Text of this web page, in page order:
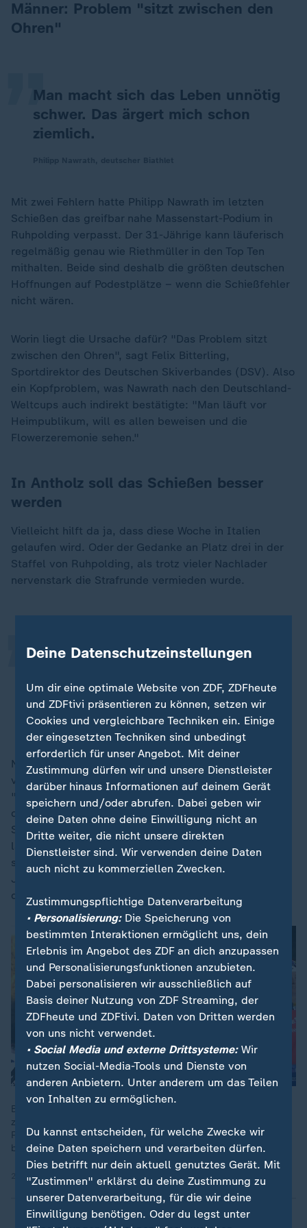
Männer: Problem "sitzt zwischen den
Ohren"
Man macht sich das Leben unnötig
schwer. Das ärgert mich schon
ziemlich.
„
Mit zwei Fehlern hatte Philipp Nawrath im letzten
Schießen das greifbar nahe Massenstart-Podium in
Ruhpolding verpasst. Der 31-Jährige kann läuferisch
regelmäßig genau wie Riethmüller in den Top Ten
mithalten. Beide sind deshalb die größten deutschen
Hoffnungen auf Podestplätze – wenn die Schießfehler
nicht wären.
Worin liegt die Ursache dafür? "Das Problem sitzt
zwischen den Ohren", sagt Felix Bitterling,
Sportdirektor des Deutschen Skiverbandes (DSV). Also
ein Kopfproblem, was Nawrath nach den Deutschland-
Weltcups auch indirekt bestätigte: "Man läuft vor
Heimpublikum, will es allen beweisen und die
Flowerzeremonie sehen."
In Antholz soll das Schießen besser
werden
Vielleicht hilft da ja, dass diese Woche in Italien
gelaufen wird. Oder der Gedanke an Platz drei in der
Staffel von Ruhpolding, als trotz vieler Nachlader
nervenstark die Strafrunde vermieden wurde.
Ich bin bei mir geblieben, habe den
reingesetzt.
„
Danilo Riethmüller, deutscher Biathlet
Nawrath will sich noch einmal mental mit all den
verpassten Podest-Chancen der Saison beschäftigen:
"Damit ich das, wenn es um ganz große Rennen geht,
durchziehen kann." Bitterling bleibt (noch) gelassen –
Schießprobleme lassen sich im Gegensatz zu
läuferischen Problemen schließlich vergleichsweise
schnell abstellen. Konstant gut schießt eigentlich nur
Justus Strelow – der ist allerdings nicht so schnell in
der Loipe unterwegs.
Biathlon: Nach einem runden Weltcup-Wochenende mit zwei
zweiten Plätzen und einem Sieg in der Staffel bleibt Franziska
Preuß im gelben Trikot. Für die Biathlon-WM im Februar ist sie
bereit.
20.01.2025 | 0:57 min
Deine Datenschutzeinstellungen
Um dir eine optimale Website von ZDF, ZDFheute
und ZDFtivi präsentieren zu können, setzen wir
Cookies und vergleichbare Techniken ein. Einige
der eingesetzten Techniken sind unbedingt
erforderlich für unser Angebot. Mit deiner
Zustimmung dürfen wir und unsere Dienstleister
darüber hinaus Informationen auf deinem Gerät
speichern und/oder abrufen. Dabei geben wir
deine Daten ohne deine Einwilligung nicht an
Dritte weiter, die nicht unsere direkten
Dienstleister sind. Wir verwenden deine Daten
auch nicht zu kommerziellen Zwecken.
Zustimmungspflichtige Datenverarbeitung
• Personalisierung:Die Speicherung von
bestimmten Interaktionen ermöglicht uns, dein
Erlebnis im Angebot des ZDF an dich anzupassen
und Personalisierungsfunktionen anzubieten.
Dabei personalisieren wir ausschließlich auf
Basis deiner Nutzung von ZDF Streaming, der
ZDFheute und ZDFtivi. Daten von Dritten werden
von uns nicht verwendet.
• Social Media und externe Drittsysteme:Wir
nutzen Social-Media-Tools und Dienste von
anderen Anbietern. Unter anderem um das Teilen
von Inhalten zu ermöglichen.
Du kannst entscheiden, für welche Zwecke wir
deine Daten speichern und verarbeiten dürfen.
Dies betrifft nur dein aktuell genutztes Gerät. Mit
"Zustimmen" erklärst du deine Zustimmung zu
unserer Datenverarbeitung, für die wir deine
Einwilligung benötigen. Oder du legst unter